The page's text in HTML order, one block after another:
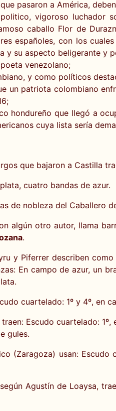
pasaron a América,
vigoroso luchador
caballo Flor de
españoles, con los
y su aspecto beligerante y
venezolano;
y como políticos
un patriota colombiano
hondureño que llegó a
cuya lista sería
que bajaron a Castilla
cuatro bandas de azur.
de nobleza del Caballero
algún otro autor, llama
.
y Piferrer describen
En campo de azur, un
cuartelado: 1º y 4º, en
Escudo cuartelado:
gules.
(Zaragoza) usan:
Agustín de Loaysa,